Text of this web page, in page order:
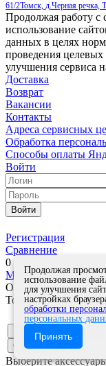
61/2Томск, д.Черная речка,
Продолжая работу с
использование
данных в целях
проведения
улучшения сервиса
Доставка
Возврат
Вакансии
Контакты
Адреса сервисных
Обработка
Способы оплаты
Войти
Войти
Регистрация
Сравнение
0
Моя корзина00руб.
Оформить заказ
Товар успешно
Кол-во
Продолжить покупки
Оформить заказ
Выберите
Продолжая
использование
для улучшения
настройках
обработки
персональных
Принять